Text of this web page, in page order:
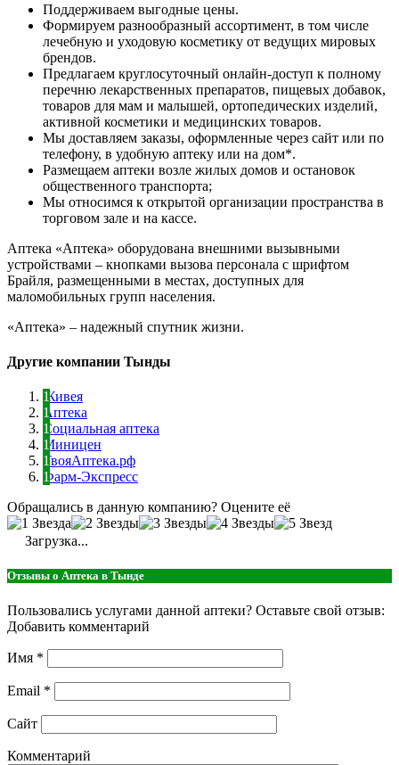
Поддерживаем выгодные цены.
Формируем разнообразный ассортимент, в том числе
лечебную и уходовую косметику от ведущих мировых
брендов.
Предлагаем круглосуточный онлайн-доступ к полному
перечню лекарственных препаратов, пищевых добавок,
товаров для мам и малышей, ортопедических изделий,
активной косметики и медицинских товаров.
Мы доставляем заказы, оформленные через сайт или по
телефону, в удобную аптеку или на дом*.
Размещаем аптеки возле жилых домов и остановок
общественного транспорта;
Мы относимся к открытой организации пространства в
торговом зале и на кассе.
Аптека «Аптека» оборудована внешними вызывными
устройствами – кнопками вызова персонала с шрифтом
Брайля, размещенными в местах, доступных для
маломобильных групп населения.
«Аптека» – надежный спутник жизни.
Другие компании Тынды
Живея
Аптека
Социальная аптека
Миницен
ТвояАптека.рф
Фарм-Экспресс
Обращались в данную компанию? Оцените её
Загрузка...
Отзывы о Аптека в Тынде
Пользовались услугами данной аптеки? Оставьте свой отзыв:
Добавить комментарий
Имя *
Email *
Сайт
Комментарий